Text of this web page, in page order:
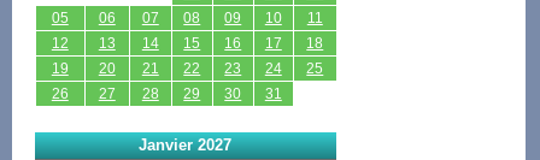
05
06 07 08 09 10
11
12
13 14 15 16 17
18
19
20 21 22 23 24
25
26
27 28 29 30 31
Janvier 2027